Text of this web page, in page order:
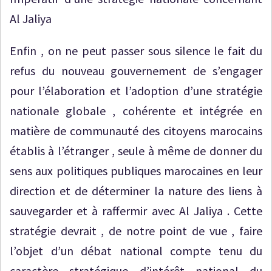
Al Jaliya
Enfin , on ne peut passer sous silence le fait du
refus du nouveau gouvernement de s’engager
pour l’élaboration et l’adoption d’une stratégie
nationale globale , cohérente et intégrée en
matière de communauté des citoyens marocains
établis à l’étranger , seule à même de donner du
sens aux politiques publiques marocaines en leur
direction et de déterminer la nature des liens à
sauvegarder et à raffermir avec Al Jaliya . Cette
stratégie devrait , de notre point de vue , faire
l’objet d’un débat national compte tenu du